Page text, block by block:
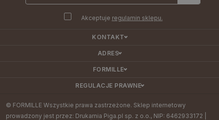
Akceptuje regulamin sklepu.
KONTAKT
ADRES
FORMILLE
REGULACJE PRAWNE
© FORMILLE Wszystkie prawa zastrzeżone. Sklep internetowy
prowadzony jest przez: Drukarnia Piga.pl sp. z o.o., NIP: 6462933172 |